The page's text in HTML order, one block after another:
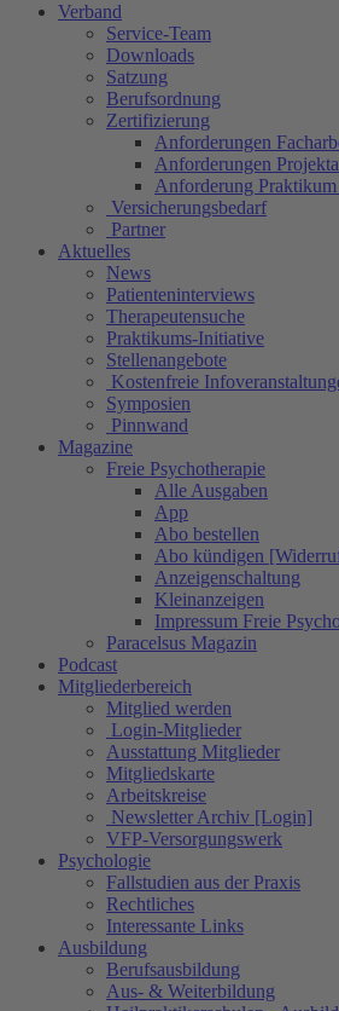
Verband
Service-Team
Downloads
Satzung
Berufsordnung
Zertifizierung
Anforderungen
Anforderungen
Anforderung
Versicherungsbedarf
Partner
Aktuelles
News
Patienteninterviews
Therapeutensuche
Praktikums-Initiative
Stellenangebote
Kostenfreie
Symposien
Pinnwand
Magazine
Freie Psychotherapie
Alle Ausgaben
App
Abo bestellen
Abo kündigen
Anzeigenschaltung
Kleinanzeigen
Impressum Freie
Paracelsus Magazin
Podcast
Mitgliederbereich
Mitglied werden
Login-Mitglieder
Ausstattung Mitglieder
Mitgliedskarte
Arbeitskreise
Newsletter Archiv [Login]
VFP-Versorgungswerk
Psychologie
Fallstudien aus der Praxis
Rechtliches
Interessante Links
Ausbildung
Berufsausbildung
Aus- & Weiterbildung